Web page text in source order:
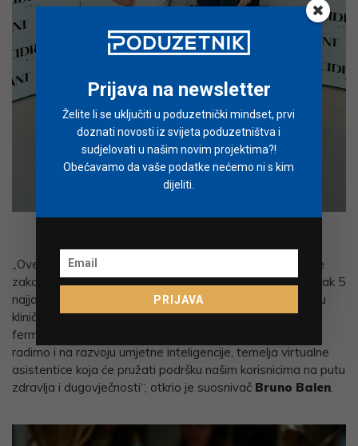
Bruno Baleni Nika Pintar
„Ove godine namjeravamo ući na sva europska tržišta te
zakoračiti na veliko tržište SAD-a. U planu je nastup na čak 5
najjačih food sajmova, a pokrećemo i vlastitu znanstvenu
kliničku studiju, kojom ćemo dodatno potvrditi utjecaj
fermentiranih mikronapitaka na opće zdravlje. Intenzivno
radimo i na razvoju umjetne inteligencije, temelja virtualne
asistentice koja će pružati podršku našim korisnicima na putu
zdravlja i dugovječnosti“, otkrio je suosnivač Bruno Balen.
Prijava na newsletter
Želite li se uključiti u poduzetnički mindset, prvi
doznati novosti iz svijeta poduzetništva i
sudjelovati u našim novim projektima?!
Obećavamo da vaše podatke nećemo ni s kim
dijeliti.
PRIJAVA